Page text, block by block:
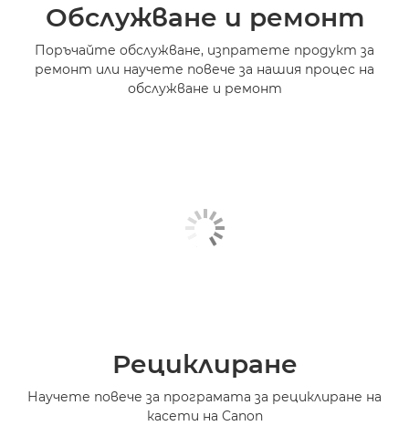
Обслужване и ремонт
Поръчайте обслужване, изпратете продукт за
ремонт или научете повече за нашия процес на
обслужване и ремонт
Рециклиране
Научете повече за програмата за рециклиране на
касети на Canon